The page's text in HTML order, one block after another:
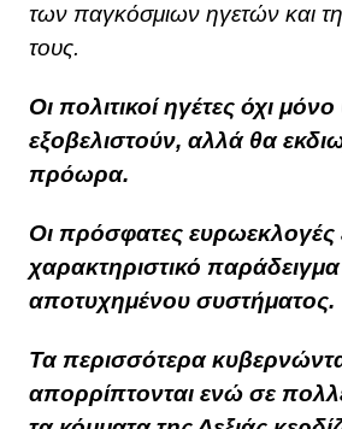
των παγκόσμιων ηγετών και
τους.
Οι πολιτικοί ηγέτες όχι
εξοβελιστούν, αλλά θα
πρόωρα.
Οι πρόσφατες ευρωεκλογές
χαρακτηριστικό
αποτυχημένου συστήματος.
Τα περισσότερα
απορρίπτονται ενώ σε